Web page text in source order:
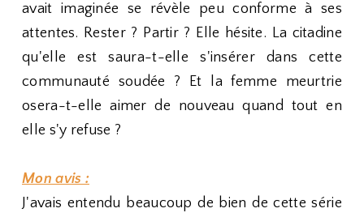
avait imaginée se révèle peu conforme à ses
attentes. Rester ? Partir ? Elle hésite. La citadine
qu'elle est saura-t-elle s'insérer dans cette
communauté soudée ? Et la femme meurtrie
osera-t-elle aimer de nouveau quand tout en
elle s'y refuse ?
Mon avis :
J'avais entendu beaucoup de bien de cette série